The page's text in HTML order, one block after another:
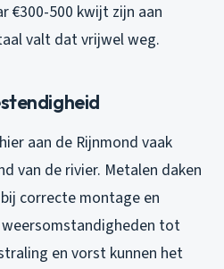
€300-500 kwijt zijn aan
valt dat vrijwel weg.
aan de Rijnmond vaak
van de rivier. Metalen daken
correcte montage en
tot
en vorst kunnen het